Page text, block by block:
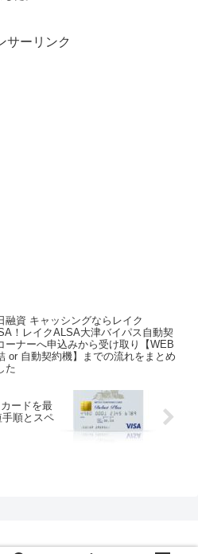
サーリンク
融資 キャッシングならレイク
！レイクALSA大津バイパス自動契
ーナーへ申込みから受け取り【WEB
or 自動契約機】までの流れをまとめ
た
ードを最
順とスペ